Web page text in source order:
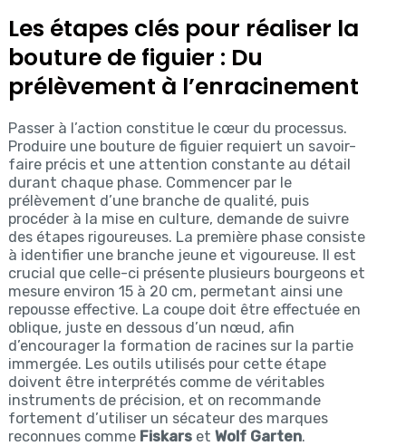
Les étapes clés pour réaliser la
bouture de figuier : Du
prélèvement à l’enracinement
Passer à l’action constitue le cœur du processus.
Produire une bouture de figuier requiert un savoir-
faire précis et une attention constante au détail
durant chaque phase. Commencer par le
prélèvement d’une branche de qualité, puis
procéder à la mise en culture, demande de suivre
des étapes rigoureuses. La première phase consiste
à identifier une branche jeune et vigoureuse. Il est
crucial que celle-ci présente plusieurs bourgeons et
mesure environ 15 à 20 cm, permetant ainsi une
repousse effective. La coupe doit être effectuée en
oblique, juste en dessous d’un nœud, afin
d’encourager la formation de racines sur la partie
immergée. Les outils utilisés pour cette étape
doivent être interprétés comme de véritables
instruments de précision, et on recommande
fortement d’utiliser un sécateur des marques
reconnues comme Fiskarset Wolf Garten.